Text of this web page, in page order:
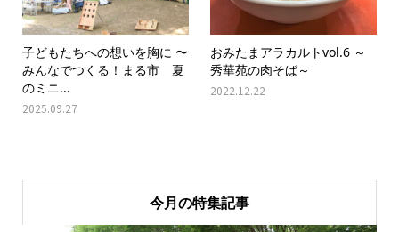
子どもたちへの想いを胸に 〜
みんなでつくる！まる市 夏
のミニ...
2025.09.27
おみたまアラカルトvol.6 ～
秀華苑の肉そば～
2022.12.22
今月の特集記事